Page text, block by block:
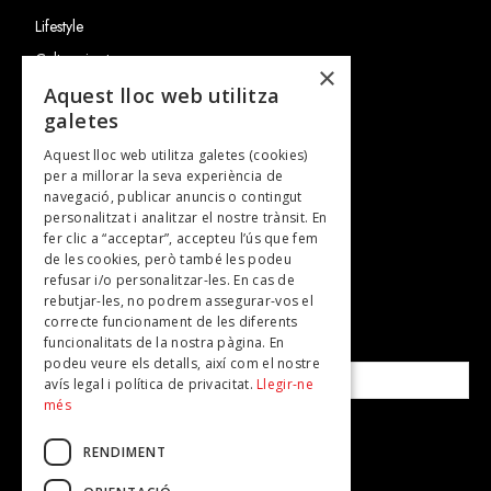
Lifestyle
Cultura i art
Entrevistes
Gastronomia
TV
Plans per fer
Revistes
SUBSCRIU-TE A LA NOSTRA NEWSLETTER!
Correu electrònic*
Accepto lapolítica de privacitat
×
Aquest lloc web utilitza
galetes
Aquest lloc web utilitza galetes (cookies)
per a millorar la seva experiència de
navegació, publicar anuncis o contingut
personalitzat i analitzar el nostre trànsit. En
fer clic a “acceptar”, accepteu l’ús que fem
de les cookies, però també les podeu
refusar i/o personalitzar-les. En cas de
rebutjar-les, no podrem assegurar-vos el
correcte funcionament de les diferents
funcionalitats de la nostra pàgina. En
podeu veure els detalls, així com el nostre
avís legal i política de privacitat. Llegir-ne
més
RENDIMENT